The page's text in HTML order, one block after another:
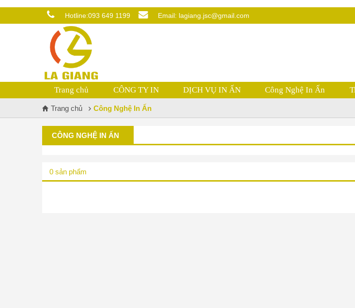
Hotline:093 649 1199 Email: lagiang.jsc@gmail.com
Trang chủ CÔNG TY IN DỊCH VỤ IN ẤN Công Nghệ In Ấn
Trang chủ Công Nghệ In Ấn
CÔNG NGHỆ IN ẤN
0 sản phẩm